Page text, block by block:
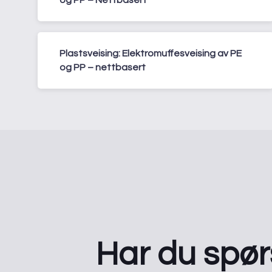
Plastsveising: Elektromuffesveising av PE
og PP – nettbasert
Har du